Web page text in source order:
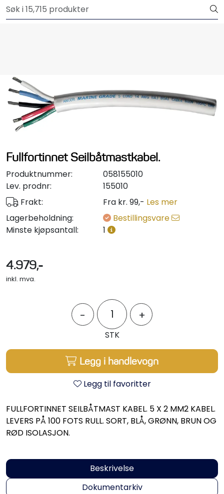
Skip to main content
Fullfortinnet Seilbåtmastkabel.
Produktnummer:
058155010
Lev. prodnr:
155010
Frakt:
Fra kr. 99,- Les mer
Lagerbeholdning:
Bestillingsvare
Minste kjøpsantall:
1
4.979,-
inkl. mva.
- +
STK
Legg i handlevogn
Legg til favoritter
FULLFORTINNET SEILBÅTMAST KABEL. 5 X 2 MM2 KABEL.
LEVERS PÅ 100 FOTS RULL. SORT, BLÅ, GRØNN, BRUN OG
RØD ISOLASJON.
Beskrivelse
Dokumentarkiv
Elektrisk
Motordeler
Propeller
Pumper
Servicesett
Styring/kontroll
Verktøy
Motordelsvelger/SONAR
Brannslukkere
Motordeler
Servicesett